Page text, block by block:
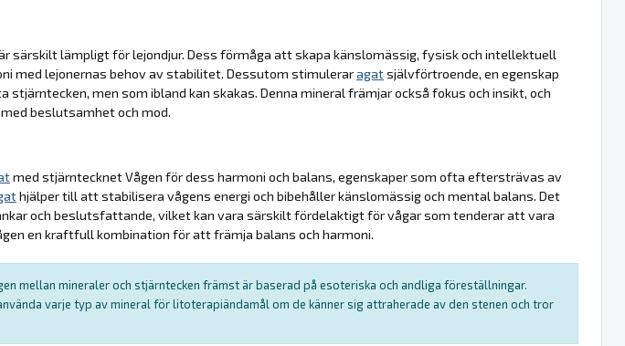
särskilt lämpligt för lejondjur. Dess förmåga att skapa känslomässig, fysisk och intellektuell
med lejonernas behov av stabilitet. Dessutom stimuleraragatsjälvförtroende, en egenskap
stjärntecken, men som ibland kan skakas. Denna mineral främjar också fokus och insikt, och
beslutsamhet och mod.
med stjärntecknet Vågen för dess harmoni och balans, egenskaper som ofta eftersträvas av
hjälper till att stabilisera vågens energi och bibehåller känslomässig och mental balans. Det
och beslutsfattande, vilket kan vara särskilt fördelaktigt för vågar som tenderar att vara
en kraftfull kombination för att främja balans och harmoni.
mellan mineraler och stjärntecken främst är baserad på esoteriska och andliga föreställningar.
varje typ av mineral för litoterapiändamål om de känner sig attraherade av den stenen och tror